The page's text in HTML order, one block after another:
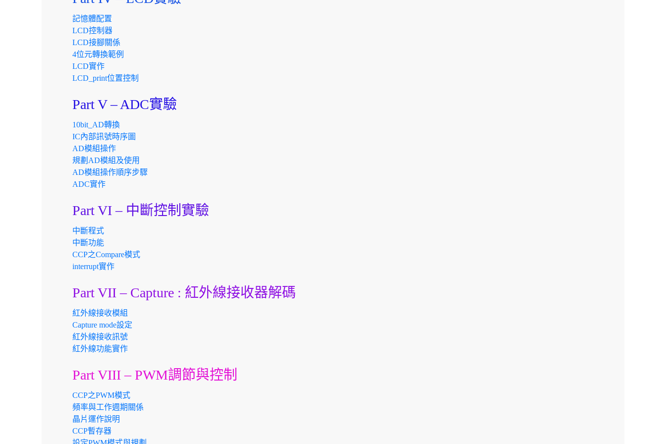
記憶體配置
LCD控制器
LCD接腳關係
4位元轉換範例
LCD實作
LCD_print位置控制
Part V – ADC實驗
10bit_AD轉換
IC內部訊號時序圖
AD模組操作
規劃AD模組及使用
AD模組操作順序步驟
ADC實作
Part VI – 中斷控制實驗
中斷程式
中斷功能
CCP之Compare模式
interrupt實作
Part VII – Capture : 紅外線接收器解碼
紅外線接收模組
Capture mode設定
紅外線接收訊號
紅外線功能實作
Part VIII – PWM調節與控制
CCP之PWM模式
頻率與工作週期關係
晶片運作說明
CCP暫存器